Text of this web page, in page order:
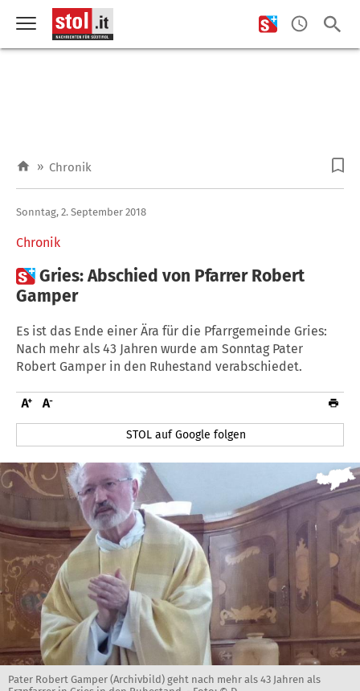
» Chronik
Chronik
Sonntag, 2. September 2018
Gries: Abschied von Pfarrer Robert
Gamper
Es ist das Ende einer Ära für die Pfarrgemeinde Gries:
Nach mehr als 43 Jahren wurde am Sonntag Pater
Robert Gamper in den Ruhestand verabschiedet.
STOL auf Google folgen
Pater Robert Gamper (Archivbild) geht nach mehr als 43 Jahren als